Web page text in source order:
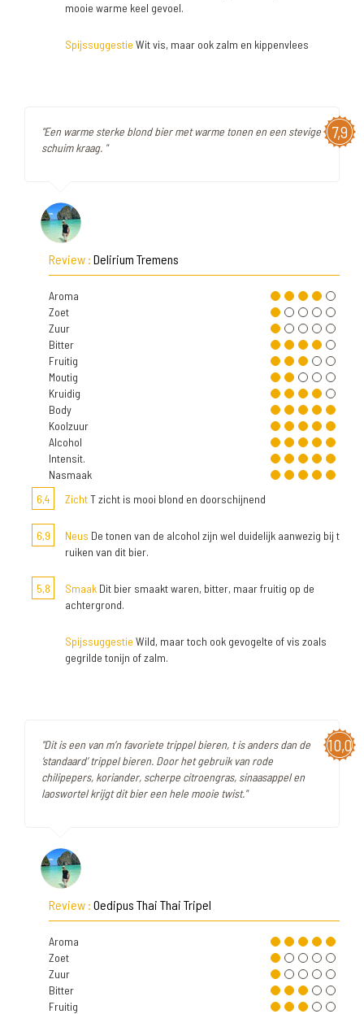
mooie warme keel gevoel.
Spijssuggestie Wit vis, maar ook zalm en kippenvlees
7,9
"Een warme sterke blond bier met warme tonen en een stevige
schuim kraag. "
Review : Delirium Tremens
Aroma
Zoet
Zuur
Bitter
Fruitig
Moutig
Kruidig
Body
Koolzuur
Alcohol
Intensit.
Nasmaak
6,4
ZichtT zicht is mooi blond en doorschijnend
6,9 Neus De tonen van de alcohol zijn wel duidelijk aanwezig bij t
ruiken van dit bier.
5,8 Smaak Dit bier smaakt waren, bitter, maar fruitig op de
achtergrond.
Spijssuggestie Wild, maar toch ook gevogelte of vis zoals
gegrilde tonijn of zalm.
10,0
"Dit is een van m’n favoriete trippel bieren, t is anders dan de
‘standaard’ trippel bieren. Door het gebruik van rode
chilipepers, koriander, scherpe citroengras, sinaasappel en
laoswortel krijgt dit bier een hele mooie twist."
Review : Oedipus Thai Thai Tripel
Aroma
Zoet
Zuur
Bitter
Fruitig